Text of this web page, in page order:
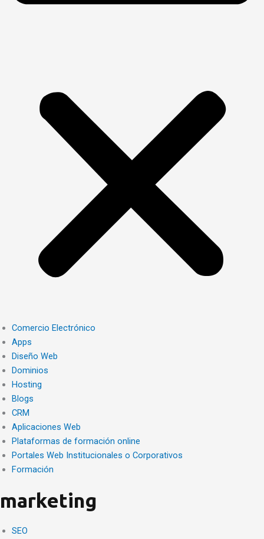
Comercio Electrónico
Apps
Diseño Web
Dominios
Hosting
Blogs
CRM
Aplicaciones Web
Plataformas de formación online
Portales Web Institucionales o Corporativos
Formación
marketing
SEO